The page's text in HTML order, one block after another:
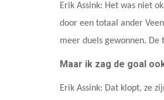
Erik Assink: Het was niet
door een totaal ander
meer duels gewonnen. De
Maar ik zag de goal
Erik Assink: Dat klopt, ze